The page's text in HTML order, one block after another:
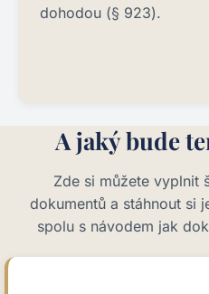
dohodou (§ 923).
A jaký bude
Zde si můžete vyplnit
dokumentů a stáhnout si
spolu s návodem jak